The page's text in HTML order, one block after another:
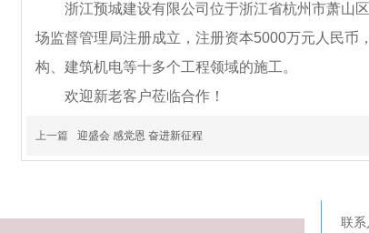
浙江预城建设有限公司位于浙江省杭州市萧山
场监督管理局注册成立，注册资本5000万元人民
构、建筑机电等十多个工程领域的施工。
欢迎新老客户莅临合作！
上一篇 迎盛会 感党恩 奋进新征程
联系